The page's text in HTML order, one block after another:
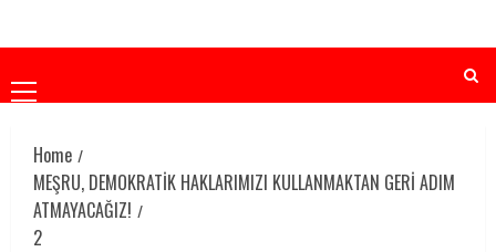
Primary
Menu
Home
MEŞRU, DEMOKRATİK HAKLARIMIZI KULLANMAKTAN GERİ ADIM
ATMAYACAĞIZ!
2